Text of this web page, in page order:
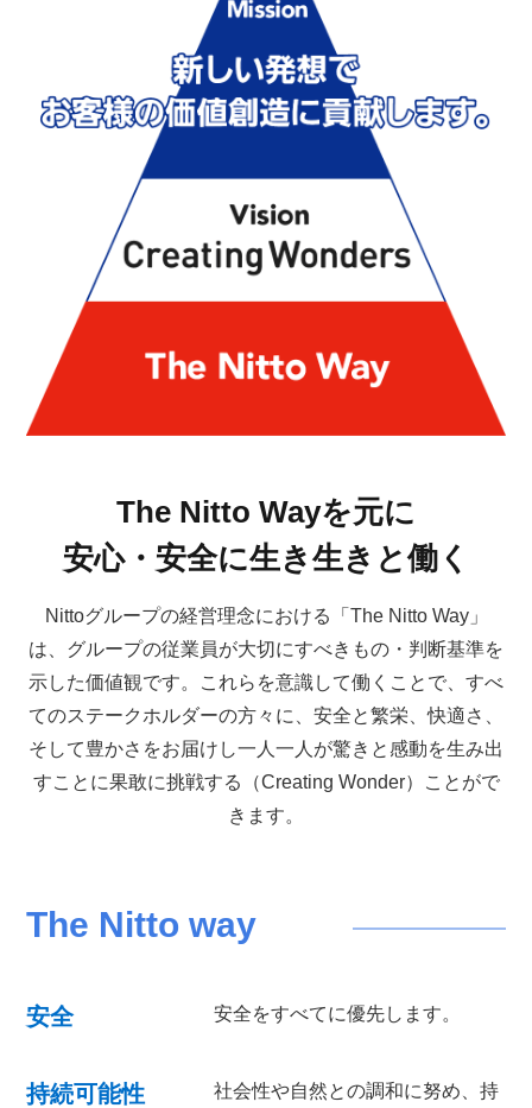
The Nitto Wayを元に
安心・安全に生き生きと働く
Nittoグループの経営理念における「The Nitto Way」
は、グループの従業員が大切にすべきもの・判断基準を
示した価値観です。これらを意識して働くことで、すべ
てのステークホルダーの方々に、安全と繁栄、快適さ、
そして豊かさをお届けし一人一人が驚きと感動を生み出
すことに果敢に挑戦する（Creating Wonder）ことがで
きます。
The Nitto way
安全 安全をすべてに優先します。
持続可能性
社会性や自然との調和に努め、持